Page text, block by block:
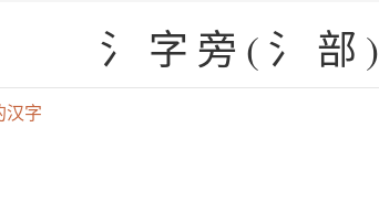
氵字旁(氵部)
汉字